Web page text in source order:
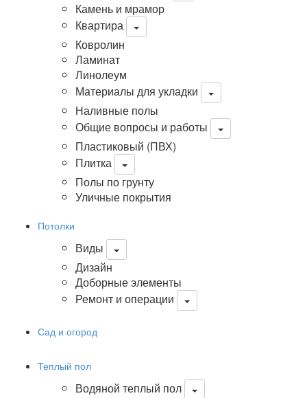
Камень и мрамор
Квартира
Ковролин
Ламинат
Линолеум
Материалы для укладки
Наливные полы
Общие вопросы и работы
Пластиковый (ПВХ)
Плитка
Полы по грунту
Уличные покрытия
Потолки
Виды
Дизайн
Доборные элементы
Ремонт и операции
Сад и огород
Теплый пол
Водяной теплый пол